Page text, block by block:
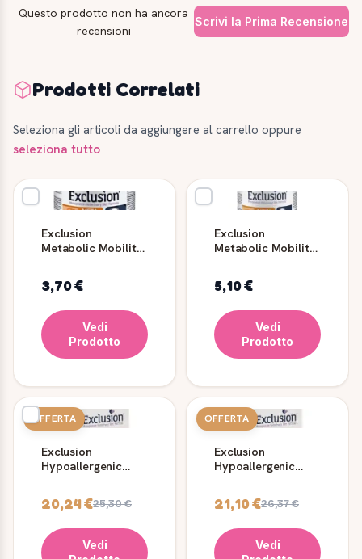
Questo prodotto non ha ancora
recensioni
Scrivi la Prima Recensione
Prodotti Correlati
Seleziona gli articoli da aggiungere al carrello oppure
seleziona tutto
Exclusion
Metabolic Mobility
3,70 €
Vedi
Prodotto
Exclusion
Metabolic Mobility
5,10 €
Vedi
Prodotto
OFFERTA
Exclusion
Hypoallergenic
20,24 €25,30 €
Vedi
OFFERTA
Exclusion
Hypoallergenic
21,10 €26,37 €
Vedi